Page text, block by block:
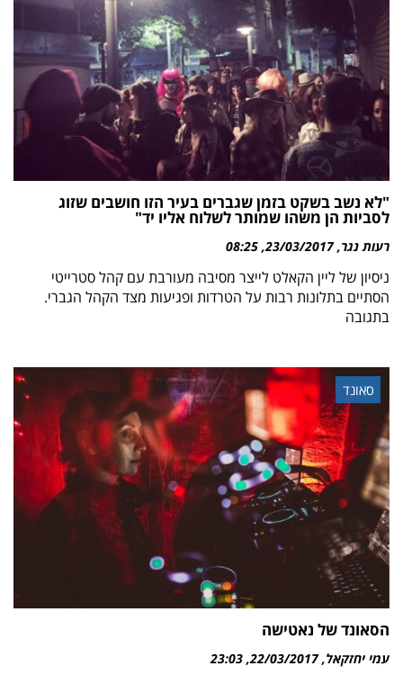
"לא נשב בשקט בזמן שגברים בעיר הזו חושבים שזוג
לסביות הן משהו שמותר לשלוח אליו יד"
רעות נגר 23/03/2017
08:25
ניסיון של ליין הקאלט לייצר מסיבה מעורבת עם קהל סטרייטי
הסתיים בתלונות רבות על הטרדות ופגיעות מצד הקהל הגברי.
בתגובה
סאונד
הסאונד של נאטישה
עמי יחזקאל 22/03/2017
23:03